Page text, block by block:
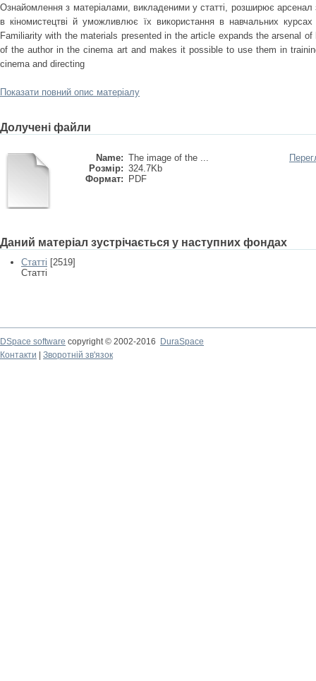
Ознайомлення з матеріалами, викладеними у статті, розширює
в кіномистецтві й уможливлює їх використання в навчальних курсах
Familiarity with the materials presented in the article expands the arsenal
of the author in the cinema art and makes it possible to use them in
cinema and directing
Показати повний опис матеріалу
Долучені файли
Name: The image of the ...
Розмір: 324.7Kb
Формат:
PDF
Даний матеріал зустрічається у наступних фондах
Статті [2519]
Статті
DSpace software copyright © 2002-2016
DuraSpace
Контакти
Зворотній зв'язок